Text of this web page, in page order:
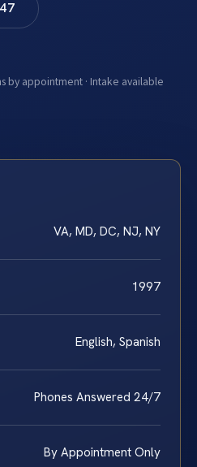
by appointment · Intake available
VA, MD, DC, NJ, NY
1997
English, Spanish
Phones Answered 24/7
By Appointment Only